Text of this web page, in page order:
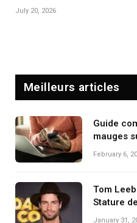
July 20, 2026
Meilleurs articles
Guide
mauges
funeraires
February 6,
Tom
Stature
January 31,